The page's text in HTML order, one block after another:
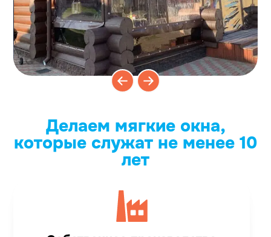
Делаем мягкие окна,
которые служат не менее 10
лет